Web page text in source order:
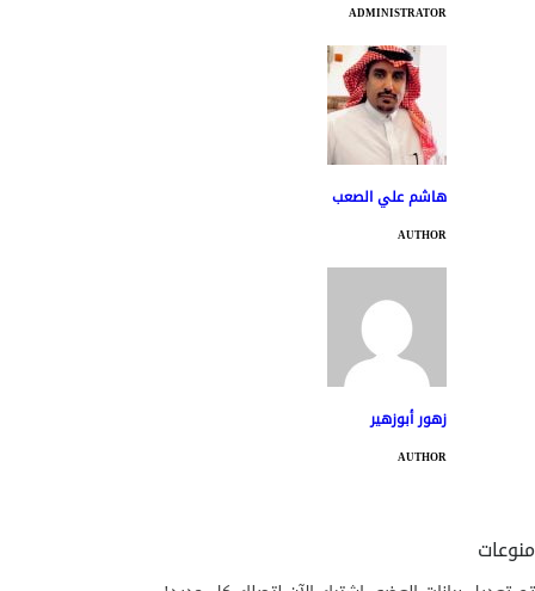
ADMINISTRATOR
هاشم علي الصعب
AUTHOR
زهور أبوزهير
AUTHOR
منوعات